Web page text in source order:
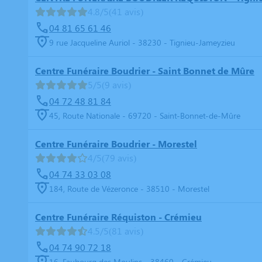
4.8/5(41 avis)
04 81 65 61 46
9 rue Jacqueline Auriol - 38230 - Tignieu-Jameyzieu
Centre Funéraire Boudrier - Saint Bonnet de Mûre
5/5(9 avis)
04 72 48 81 84
45, Route Nationale - 69720 - Saint-Bonnet-de-Mûre
Centre Funéraire Boudrier - Morestel
4/5(79 avis)
04 74 33 03 08
184, Route de Vézeronce - 38510 - Morestel
Centre Funéraire Réquiston - Crémieu
4.5/5(81 avis)
04 74 90 72 18